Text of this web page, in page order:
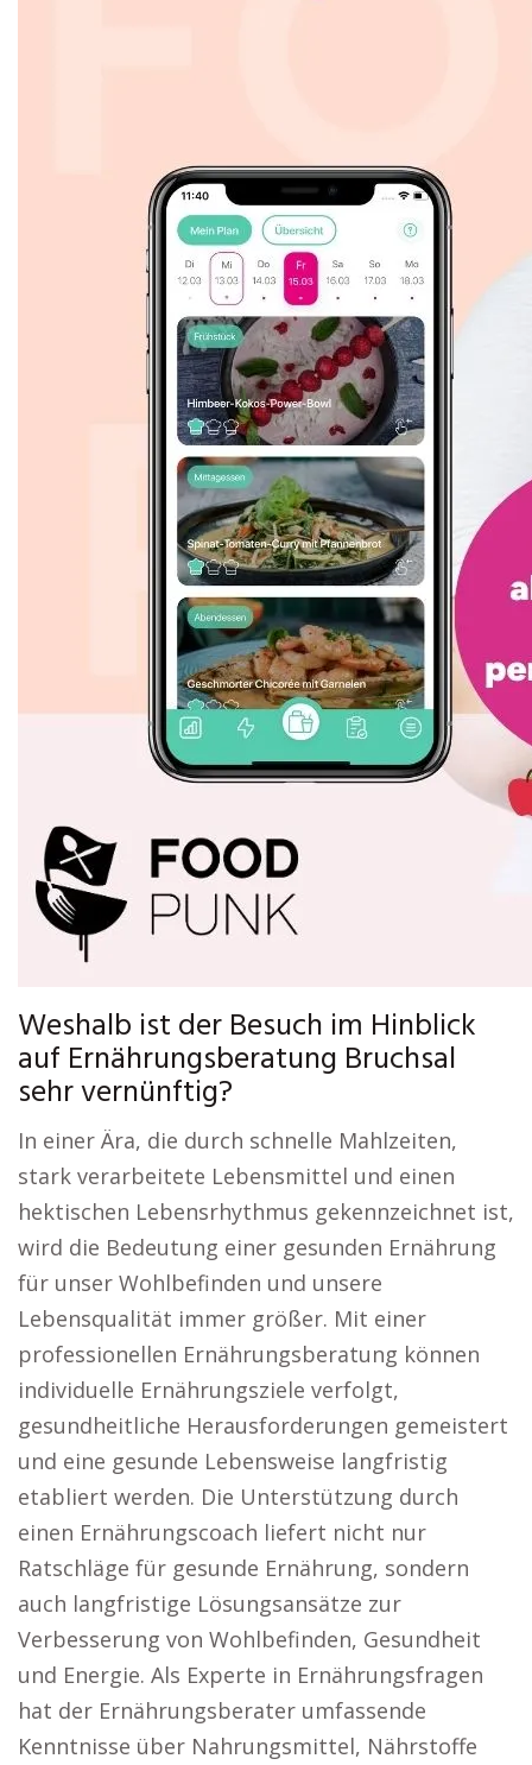
Weshalb ist der Besuch im Hinblick
auf Ernährungsberatung Bruchsal
sehr vernünftig?
In einer Ära, die durch schnelle Mahlzeiten,
stark verarbeitete Lebensmittel und einen
hektischen Lebensrhythmus gekennzeichnet ist,
wird die Bedeutung einer gesunden Ernährung
für unser Wohlbefinden und unsere
Lebensqualität immer größer. Mit einer
professionellen Ernährungsberatung können
individuelle Ernährungsziele verfolgt,
gesundheitliche Herausforderungen gemeistert
und eine gesunde Lebensweise langfristig
etabliert werden. Die Unterstützung durch
einen Ernährungscoach liefert nicht nur
Ratschläge für gesunde Ernährung, sondern
auch langfristige Lösungsansätze zur
Verbesserung von Wohlbefinden, Gesundheit
und Energie. Als Experte in Ernährungsfragen
hat der Ernährungsberater umfassende
Kenntnisse über Nahrungsmittel, Nährstoffe